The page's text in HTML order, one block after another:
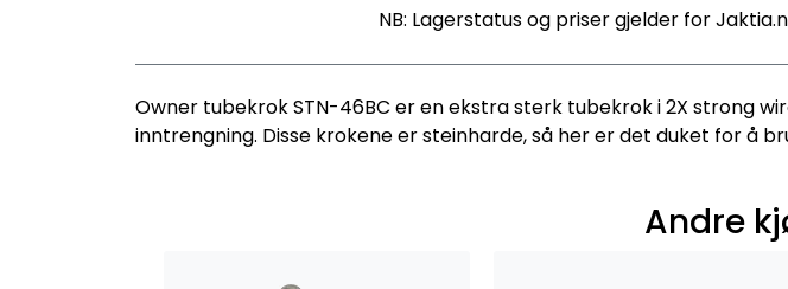
NB: Lagerstatus og priser gjelder for
Owner tubekrok STN-46BC er en ekstra sterk tubekrok i 2X strong
inntrengning. Disse krokene er steinharde, så her er det duket for å
Andre